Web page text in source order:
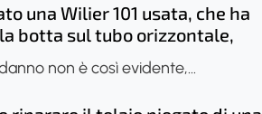
una Wilier 101 usata, che ha
botta sul tubo orizzontale,
sia saltato solo lo smalto, è il
vedere? Si potrebbe fare
per verificare se il telaio
non è così evidente,…